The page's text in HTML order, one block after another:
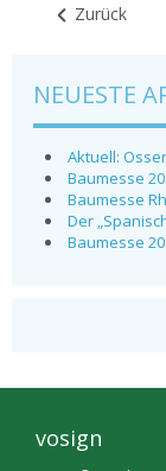
Zurück
NEUESTE
Aktuell:
Baumesse
Baumesse
Der
Baumesse
vosign